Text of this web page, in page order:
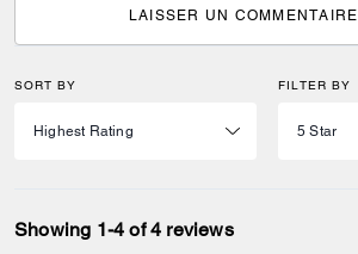
LAISSER UN COMMENTAIRE
SORT BY FILTER BY
Showing 1-4 of 4 reviews